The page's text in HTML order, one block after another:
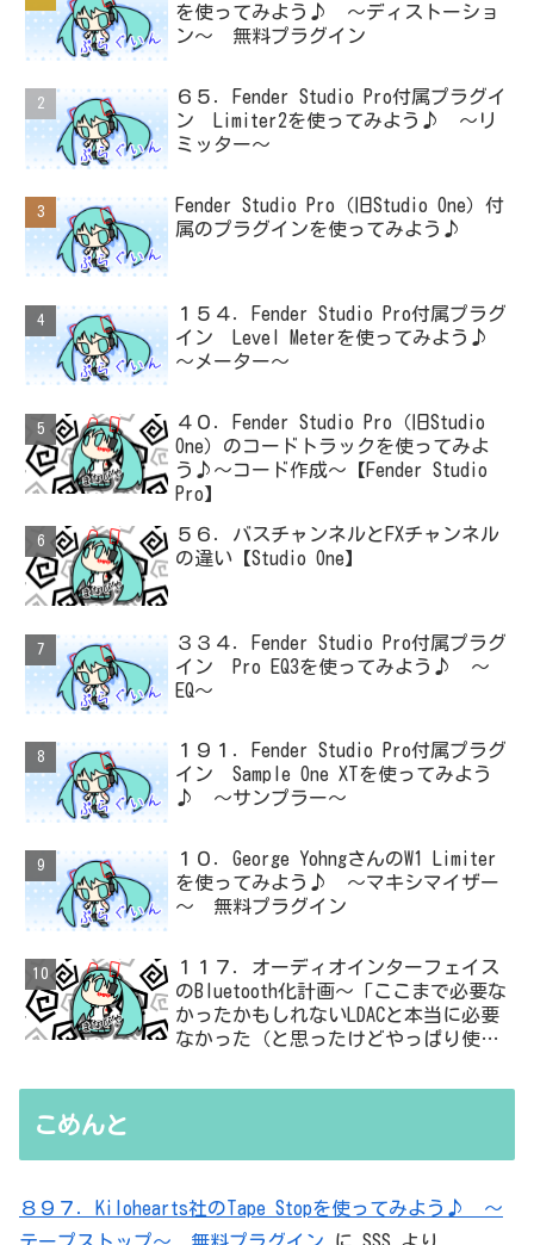
を使ってみよう♪ ～ディストーショ
ン～ 無料プラグイン
６５．Fender Studio Pro付属プラグイ
ン Limiter2を使ってみよう♪ ～リ
ミッター～
Fender Studio Pro（旧Studio One）付
属のプラグインを使ってみよう♪
１５４．Fender Studio Pro付属プラグ
イン Level Meterを使ってみよう♪
～メーター～
４０．Fender Studio Pro（旧Studio
One）のコードトラックを使ってみよ
う♪～コード作成～【Fender Studio
Pro】
５６．バスチャンネルとFXチャンネル
の違い【Studio One】
３３４．Fender Studio Pro付属プラグ
イン Pro EQ3を使ってみよう♪ ～
EQ～
１９１．Fender Studio Pro付属プラグ
イン Sample One XTを使ってみよう
♪ ～サンプラー～
１０．George YohngさんのW1 Limiter
を使ってみよう♪ ～マキシマイザー
～ 無料プラグイン
１１７．オーディオインターフェイス
のBluetooth化計画～「ここまで必要な
かったかもしれないLDACと本当に必要
なかった（と思ったけどやっぱり使っ
無駄を重ねた結論はシンプルだった
こめんと
８９７．Kilohearts社のTape Stopを使ってみよう♪ ～
テープストップ～ 無料プラグイン に SSS より